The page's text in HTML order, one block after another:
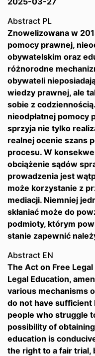
Abstract PL
Znowelizowana w
pomocy prawnej,
obywatelskim oraz
różnorodne
obywateli
wiedzy prawnej, ale
sobie z
nieodpłatnej pomocy
sprzyja nie tylko
realnej ocenie szans
procesu. W
obciążenie sądów
prowadzenia jest
może korzystanie z
mediacji. Niemniej
skłaniać może do
podmioty, którym
stanie zapewnić
Abstract EN
The Act on Free
Legal Education,
various mechanisms
do not have sufficient
people who struggle
possibility of
education is
the right to a fair trial,